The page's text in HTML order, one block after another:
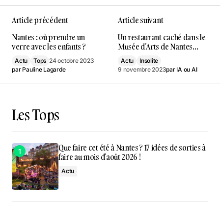
Article précédent
Nantes : où prendre un
verre avec les enfants ?
Actu Tops 24 octobre 2023
par Pauline Lagarde
Article suivant
Un restaurant caché dans le
Musée d’Arts de Nantes…
Actu
Insolite
9 novembre 2023par IA ou AI
Les Tops
Que faire cet été à Nantes ? 17 idées de sorties à
faire au mois d’août 2026 !
Actu